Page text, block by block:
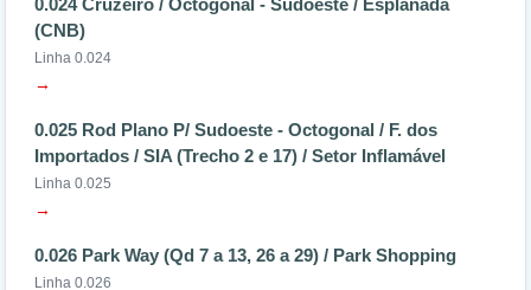
0.024 Cruzeiro / Octogonal - Sudoeste / Esplanada
(CNB)
Linha 0.024
→
0.025 Rod Plano P/ Sudoeste - Octogonal / F. dos
Importados / SIA (Trecho 2 e 17) / Setor Inflamável
Linha 0.025
→
0.026 Park Way (Qd 7 a 13, 26 a 29) / Park Shopping
Linha 0.026